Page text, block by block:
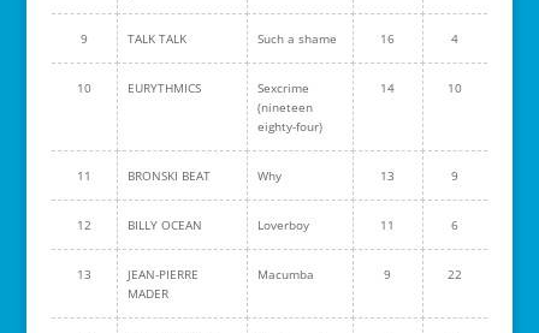
9 TALK TALK Such a shame 16 4
10 EURYTHMICS
Sexcrime
(nineteen
eighty-four)
14 10
11 BRONSKI BEAT Why 13 9
12 BILLY OCEAN Loverboy 11 6
13
JEAN-PIERRE
MADER
Macumba 9 22